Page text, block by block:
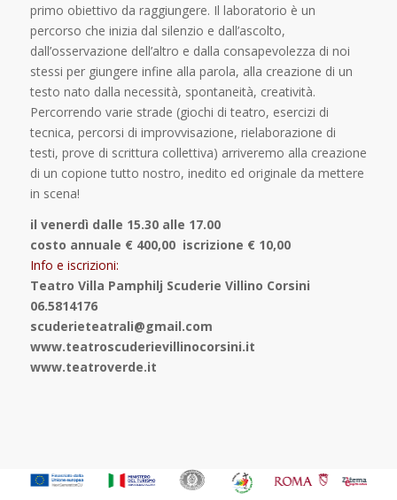
primo obiettivo da raggiungere. Il laboratorio è un
percorso che inizia dal silenzio e dall’ascolto,
dall’osservazione dell’altro e dalla consapevolezza di noi
stessi per giungere infine alla parola, alla creazione di un
testo nato dalla necessità, spontaneità, creatività.
Percorrendo varie strade (giochi di teatro, esercizi di
tecnica, percorsi di improvvisazione, rielaborazione di
testi, prove di scrittura collettiva) arriveremo alla creazione
di un copione tutto nostro, inedito ed originale da mettere
in scena!
il venerdì dalle 15.30 alle 17.00
costo annuale € 400,00 iscrizione € 10,00
Info e iscrizioni:
Teatro Villa Pamphilj Scuderie Villino Corsini
06.5814176
scuderieteatrali@gmail.com
www.teatroscuderievillinocorsini.it
www.teatroverde.it